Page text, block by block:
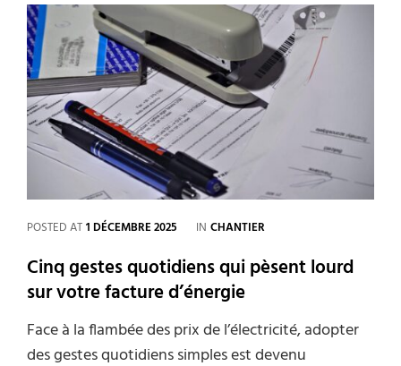
l’impact
direct
sur
votre
facture
d’énergie
POSTED AT1 DÉCEMBRE 2025 IN CATEGORIES
CHANTIER
Cinq gestes quotidiens qui pèsent lourd
sur votre facture d’énergie
Face à la flambée des prix de l’électricité, adopter
des gestes quotidiens simples est devenu